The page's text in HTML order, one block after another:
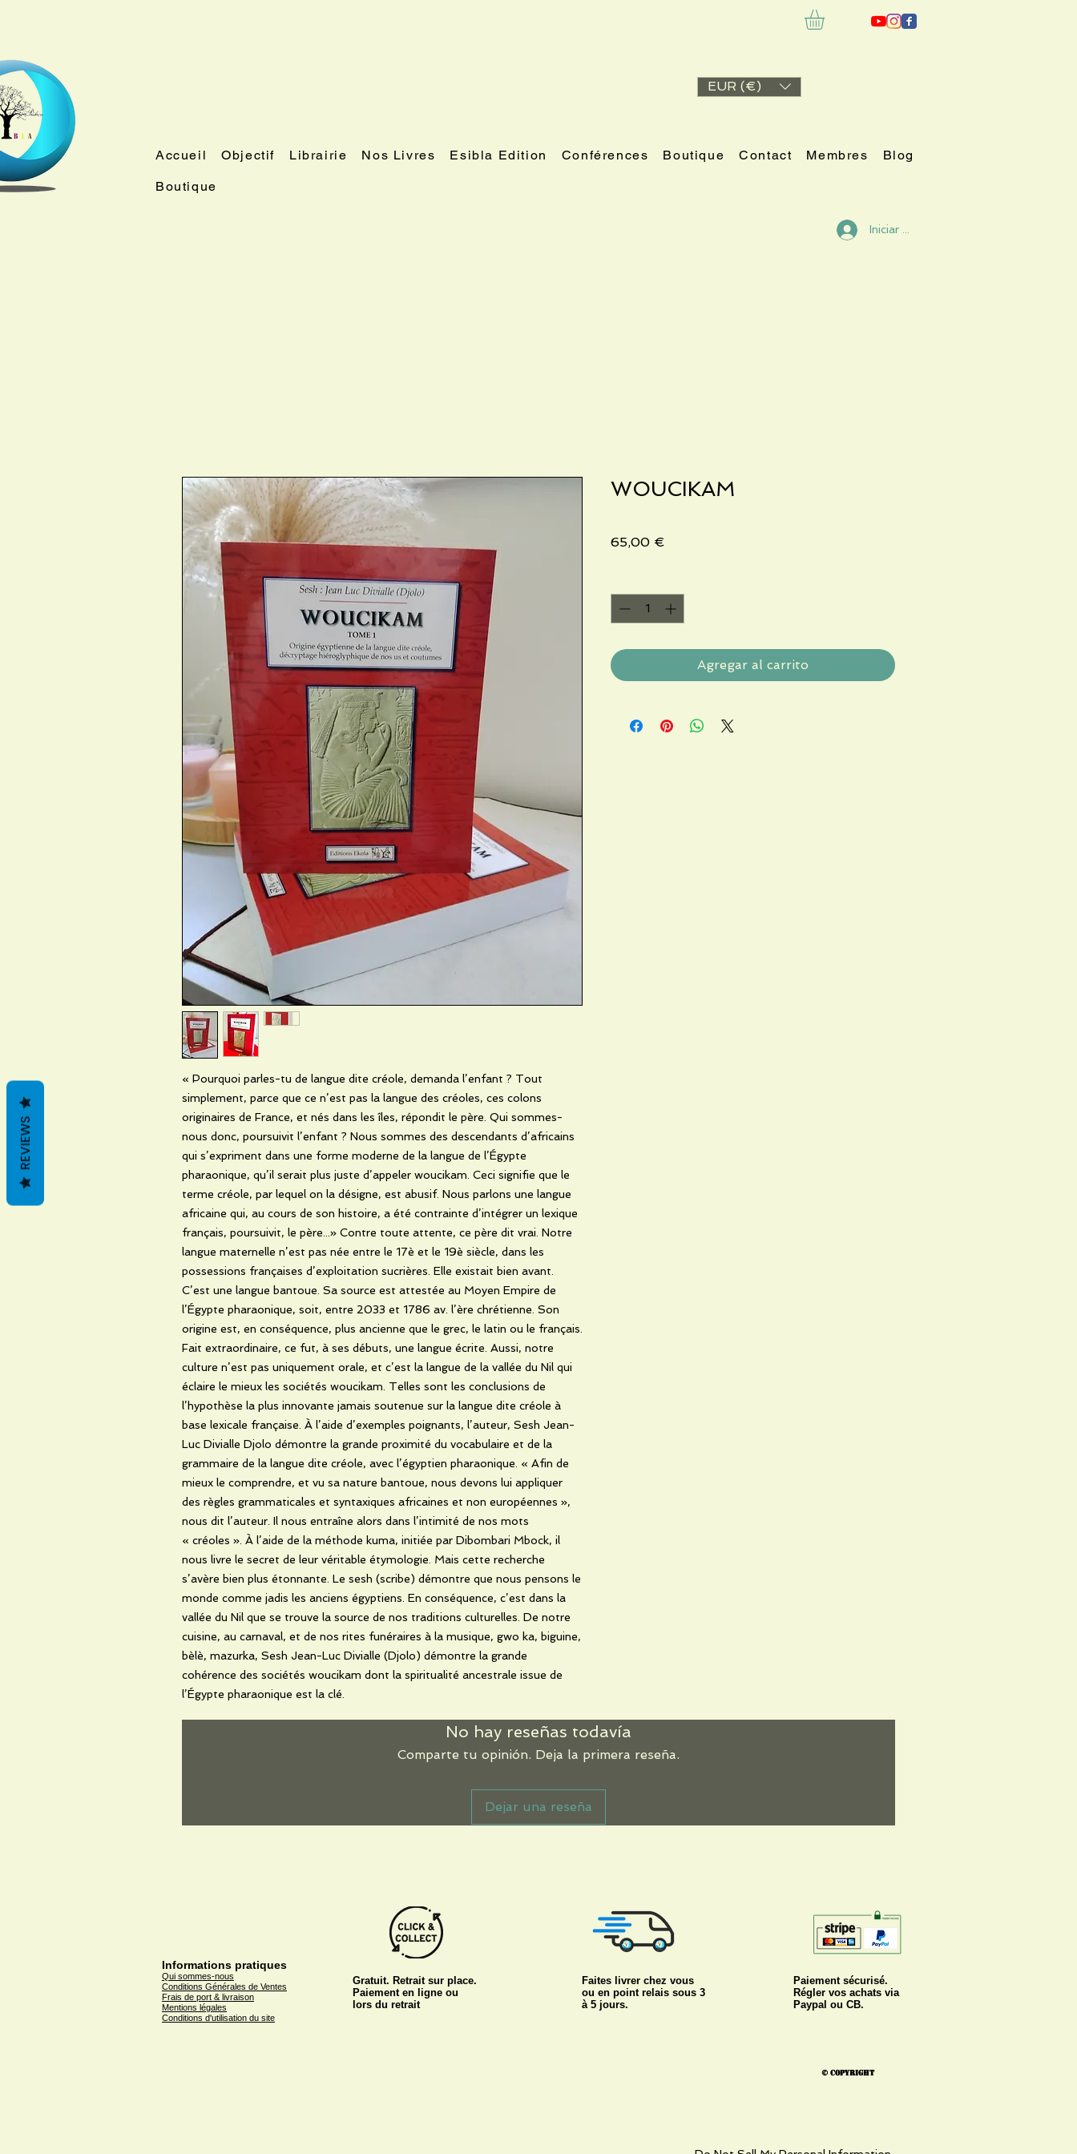
EUR (€)
Accueil Objectif Librairie Nos Livres Esibla Edition Conférences Boutique Contact Membres Blog
Boutique
Iniciar sesión
« Pourquoi parles-tu de langue dite créole, demanda l’enfant ? Tout
simplement, parce que ce n’est pas la langue des créoles, ces colons
originaires de France, et nés dans les îles, répondit le père. Qui sommes-
nous donc, poursuivit l’enfant ? Nous sommes des descendants d’africains
qui s’expriment dans une forme moderne de la langue de l’Égypte
pharaonique, qu’il serait plus juste d’appeler woucikam. Ceci signifie que le
terme créole, par lequel on la désigne, est abusif. Nous parlons une langue
africaine qui, au cours de son histoire, a été contrainte d’intégrer un lexique
français, poursuivit, le père...» Contre toute attente, ce père dit vrai. Notre
langue maternelle n’est pas née entre le 17è et le 19è siècle, dans les
possessions françaises d’exploitation sucrières. Elle existait bien avant.
C’est une langue bantoue. Sa source est attestée au Moyen Empire de
l’Égypte pharaonique, soit, entre 2033 et 1786 av. l’ère chrétienne. Son
origine est, en conséquence, plus ancienne que le grec, le latin ou le français.
Fait extraordinaire, ce fut, à ses débuts, une langue écrite. Aussi, notre
culture n’est pas uniquement orale, et c’est la langue de la vallée du Nil qui
éclaire le mieux les sociétés woucikam. Telles sont les conclusions de
l’hypothèse la plus innovante jamais soutenue sur la langue dite créole à
base lexicale française. À l’aide d’exemples poignants, l’auteur, Sesh Jean-
Luc Divialle Djolo démontre la grande proximité du vocabulaire et de la
grammaire de la langue dite créole, avec l’égyptien pharaonique. « Afin de
mieux le comprendre, et vu sa nature bantoue, nous devons lui appliquer
des règles grammaticales et syntaxiques africaines et non européennes »,
nous dit l’auteur. Il nous entraîne alors dans l’intimité de nos mots
« créoles ». À l’aide de la méthode kuma, initiée par Dibombari Mbock, il
nous livre le secret de leur véritable étymologie. Mais cette recherche
s’avère bien plus étonnante. Le sesh (scribe) démontre que nous pensons le
monde comme jadis les anciens égyptiens. En conséquence, c’est dans la
vallée du Nil que se trouve la source de nos traditions culturelles. De notre
cuisine, au carnaval, et de nos rites funéraires à la musique, gwo ka, biguine,
bèlè, mazurka, Sesh Jean-Luc Divialle (Djolo) démontre la grande
cohérence des sociétés woucikam dont la spiritualité ancestrale issue de
l’Égypte pharaonique est la clé.
WOUCIKAM
65,00 €
Agregar al carrito
No hay reseñas todavía
Comparte tu opinión. Deja la primera reseña.
Dejar una reseña
Informations pratiques
Qui sommes-nous
Conditions Générales de Ventes
Frais de port & livraison
Mentions légales
Conditions d'utilisation du site
Gratuit. Retrait sur place.
Paiement en ligne ou
lors du retrait
Faites livrer chez vous
ou en point relais sous 3
à 5 jours.
Paiement sécurisé.
Régler vos achats via
Paypal ou CB.
© Copyright
REVIEWS